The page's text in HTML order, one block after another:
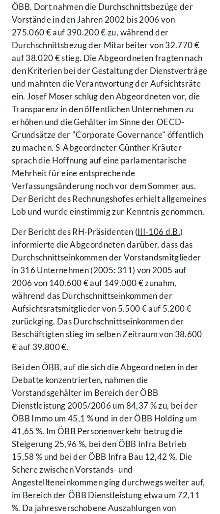
ÖBB. Dort nahmen die Durchschnittsbezüge der
Vorstände in den Jahren 2002 bis 2006 von
275.060 € auf 390.200 € zu, während der
Durchschnittsbezug der Mitarbeiter von 32.770 €
auf 38.020 € stieg. Die Abgeordneten fragten nach
den Kriterien bei der Gestaltung der Dienstverträge
und mahnten die Verantwortung der Aufsichtsräte
ein. Josef Moser schlug den Abgeordneten vor, die
Transparenz in den öffentlichen Unternehmen zu
erhöhen und die Gehälter im Sinne der OECD-
Grundsätze der "Corporate Governance" öffentlich
zu machen. S-Abgeordneter Günther Kräuter
sprach die Hoffnung auf eine parlamentarische
Mehrheit für eine entsprechende
Verfassungsänderung noch vor dem Sommer aus.
Der Bericht des Rechnungshofes erhielt allgemeines
Lob und wurde einstimmig zur Kenntnis genommen.
Der Bericht des RH-Präsidenten (III-106 d.B.)
informierte die Abgeordneten darüber, dass das
Durchschnittseinkommen der Vorstandsmitglieder
in 316 Unternehmen (2005: 311) von 2005 auf
2006 von 140.600 € auf 149.000 € zunahm,
während das Durchschnittseinkommen der
Aufsichtsratsmitglieder von 5.500 € auf 5.200 €
zurückging. Das Durchschnittseinkommen der
Beschäftigten stieg im selben Zeitraum von 38.600
€ auf 39.800 €.
Bei den ÖBB, auf die sich die Abgeordneten in der
Debatte konzentrierten, nahmen die
Vorstandsgehälter im Bereich der ÖBB
Dienstleistung 2005/2006 um 84,37 % zu, bei der
ÖBB Immo um 45,1 % und in der ÖBB Holding um
41,65 %. Im ÖBB Personenverkehr betrug die
Steigerung 25,96 %, bei den ÖBB Infra Betrieb
15,58 % und bei der ÖBB Infra Bau 12,42 %. Die
Schere zwischen Vorstands- und
Angestellteneinkommen ging durchwegs weiter auf,
im Bereich der ÖBB Dienstleistung etwa um 72,11
%. Da jahresverschobene Auszahlungen von